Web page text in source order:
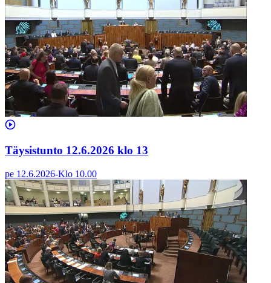
Täysistunto 12.6.2026 klo 13
pe 12.6.2026-Klo 10.00